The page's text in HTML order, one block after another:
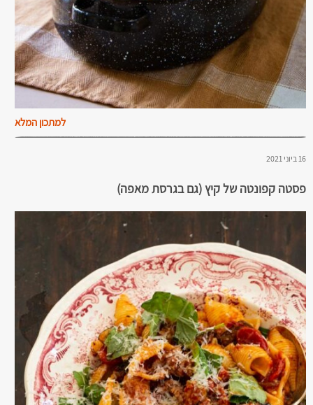
למתכון המלא
16 ביוני 2021
פסטה קפונטה של קיץ (גם בגרסת מאפה)